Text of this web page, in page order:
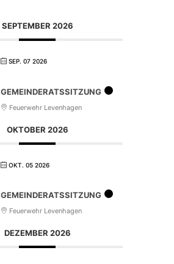
SEPTEMBER 2026
SEP. 07 2026
GEMEINDERATSSITZUNG
Feuerwehr Levenhagen
OKTOBER 2026
OKT. 05 2026
GEMEINDERATSSITZUNG
Feuerwehr Levenhagen
DEZEMBER 2026